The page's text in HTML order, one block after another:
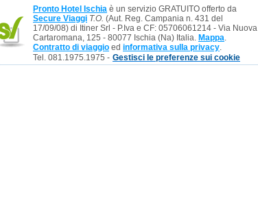
Pronto Hotel Ischia è un servizio GRATUITO offerto da
Secure Viaggi T.O. (Aut. Reg. Campania n. 431 del
17/09/08) di Itiner Srl - P.Iva e CF: 05706061214 - Via Nuova
Cartaromana, 125 - 80077 Ischia (Na) Italia. Mappa.
Contratto di viaggio ed informativa sulla privacy.
Tel. 081.1975.1975 - Gestisci le preferenze sui cookie